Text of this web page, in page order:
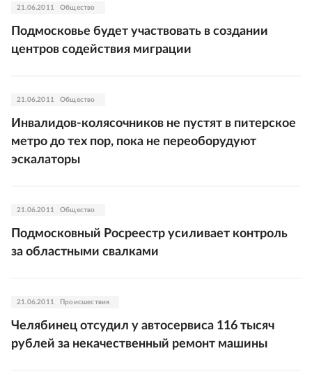
21.06.2011 Общество
Подмосковье будет участвовать в создании
центров содействия миграции
21.06.2011 Общество
Инвалидов-колясочников не пустят в питерское
метро до тех пор, пока не переоборудуют
эскалаторы
21.06.2011 Общество
Подмосковный Росреестр усиливает контроль
за областными свалками
21.06.2011 Происшествия
Челябинец отсудил у автосервиса 116 тысяч
рублей за некачественный ремонт машины